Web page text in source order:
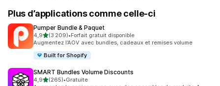
Plus d’applications comme celle-ci
Pumper Bundle & Paquet
4,9étoile(s) sur 5
(3 209)
3209 avis au total
•Forfait gratuit disponible
Augmentez l’AOV avec bundles, cadeaux et remises volume
Built for Shopify
SMART Bundles Volume Discounts
4,9étoile(s) sur 5
(265)
265 avis au total
•Gratuite